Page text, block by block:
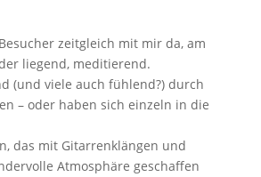
zeitgleich mit mir da, am
liegend, meditierend.
(und viele auch fühlend?) durch
– oder haben sich einzeln in die
das mit Gitarrenklängen und
Atmosphäre geschaffen